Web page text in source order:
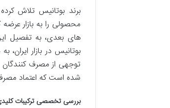
برند بوتانیس تلاش
محصولی را به بازار
های بعدی، به تفصیل
بوتانیس در بازار
توجهی از مصرف کنندگان
شده است که اعتماد
بررسی تخصصی ترکیبات